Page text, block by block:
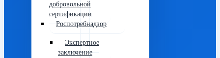
добровольной
сертификации
Роспотребнадзор
Экспертное
заключение